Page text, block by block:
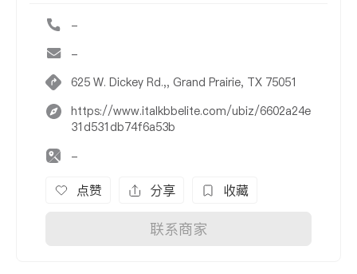
-
-
625 W. Dickey Rd.,, Grand Prairie, TX 75051
https://www.italkbbelite.com/ubiz/6602a24e
31d531db74f6a53b
-
点赞 分享 收藏
联系商家